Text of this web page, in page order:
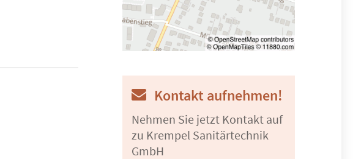
Kontakt aufnehmen!
Nehmen Sie jetzt Kontakt auf
zu Krempel Sanitärtechnik
GmbH